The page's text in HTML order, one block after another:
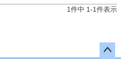
1件中 1-1件表示